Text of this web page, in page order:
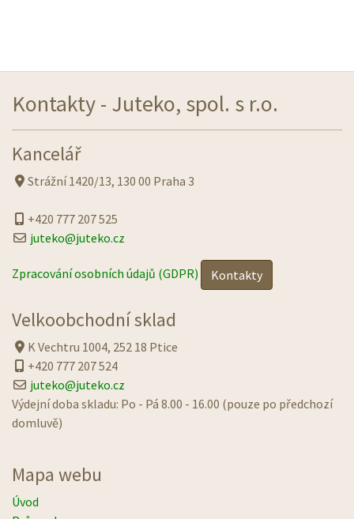
Kontakty - Juteko, spol. s r.o.
Kancelář
Strážní 1420/13, 130 00 Praha 3
+420 777 207 525
juteko@juteko.cz
Zpracování osobních údajů (GDPR) Kontakty
Velkoobchodní sklad
K Vechtru 1004, 252 18 Ptice
+420 777 207 524
juteko@juteko.cz
Výdejní doba skladu: Po - Pá 8.00 - 16.00 (pouze po předchozí
domluvě)
Mapa webu
Úvod